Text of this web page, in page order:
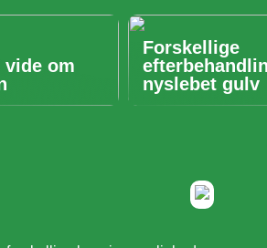
om
Forskellige
nyslebet gulv